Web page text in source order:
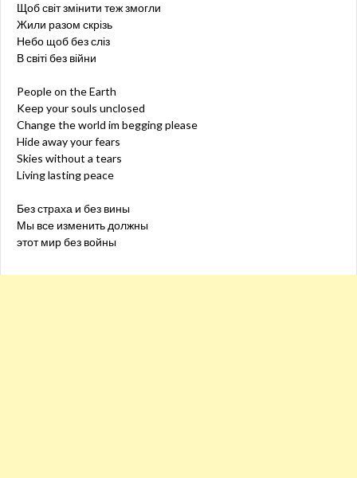
Щоб світ змінити теж змогли
Жили разом скрізь
Небо щоб без сліз
В світі без війни
People on the Earth
Keep your souls unclosed
Change the world im begging please
Hide away your fears
Skies without a tears
Living lasting peace
Без страха и без вины
Мы все изменить должны
этот мир без войны